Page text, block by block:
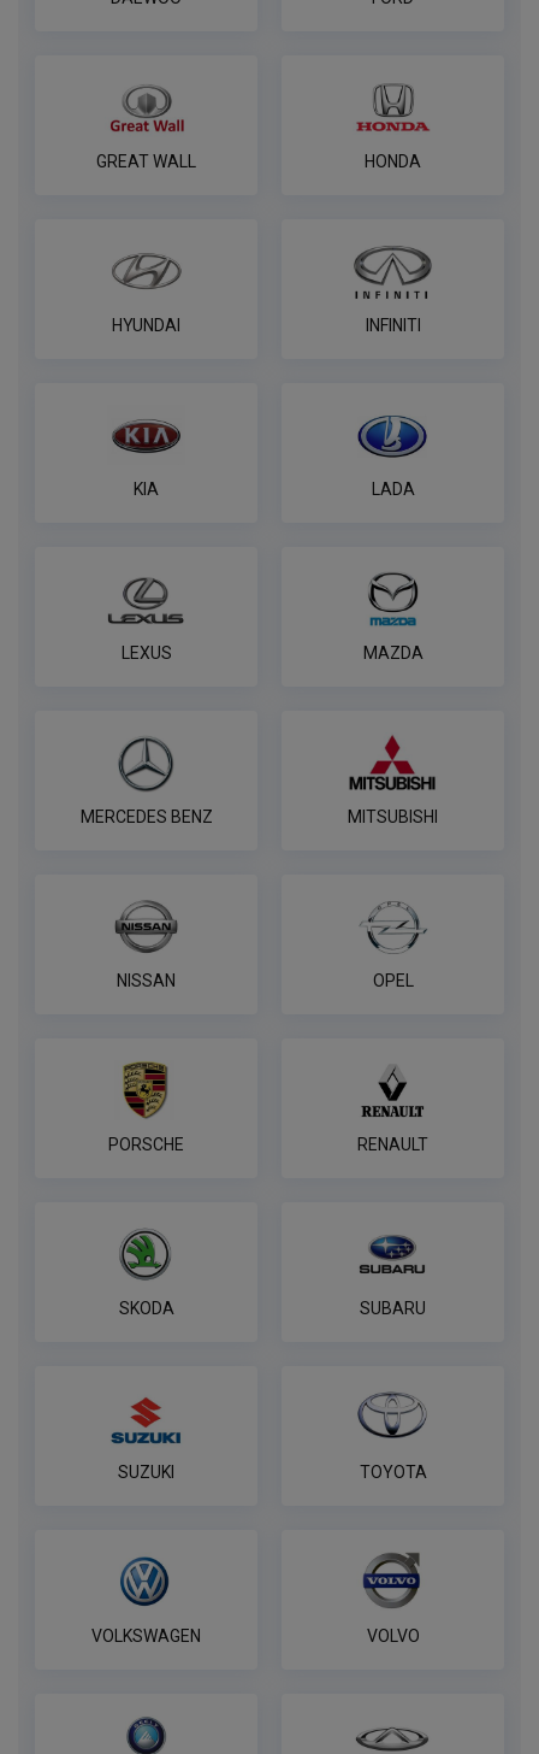
ПОД ЗАКАЗ ОТ 14 ДНЕЙ
по запросу
Универсальный комплект электрики
ПОД ЗАКАЗ ОТ 14 ДНЕЙ
Розетка универсальная электрическая
по запросу
фаркопу 7 pin
ПОД ЗАКАЗ ОТ 14 ДНЕЙ
по запросу
Универсальная электрика к фаркопу
PROTECCSS с блоком согласования
по запросу
блоком согласования Smart connect
ПОД ЗАКАЗ ОТ 14 ДНЕЙ
по запросу
Розетка WESTFALIA 7 контактная
ПОД ЗАКАЗ ОТ 14 ДНЕЙ
по запросу
7-контактная розетка Brink
GREAT WALL HONDA
HYUNDAI INFINITI
KIA LADA
LEXUS MAZDA
MERCEDES BENZ MITSUBISHI
NISSAN OPEL
PORSCHE RENAULT
SKODA SUBARU
SUZUKI TOYOTA
VOLKSWAGEN VOLVO